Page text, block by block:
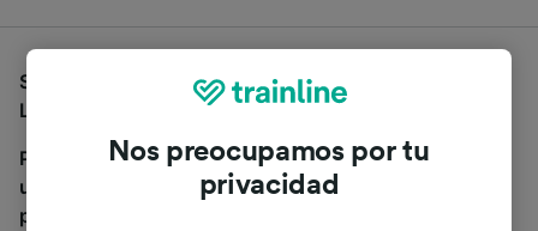
Si estás buscando autobuses de Paris Austerlitz a
Lyon Perrache, estás en el sitio adecuado.
Para encontrar billetes de autobús, simplemente haz
una búsqueda y nosotros compararemos horarios y
precios tanto de tren como de autobús.
Nos preocupamos por tu
privacidad